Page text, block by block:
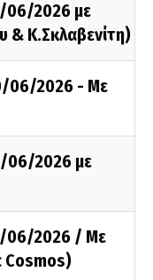
06/2026 με
& Κ.Σκλαβενίτη)
06/2026 - Με
06/2026 με
06/2026 / Με
Cosmos)